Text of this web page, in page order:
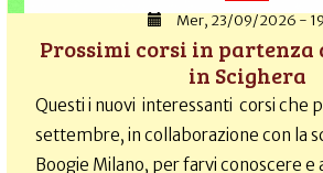
Mer, 23/09/2026 -
Prossimi corsi in partenza
in Scighera
Questi i nuovi interessanti corsi che
settembre, in collaborazione con la
Boogie Milano, per farvi conoscere e